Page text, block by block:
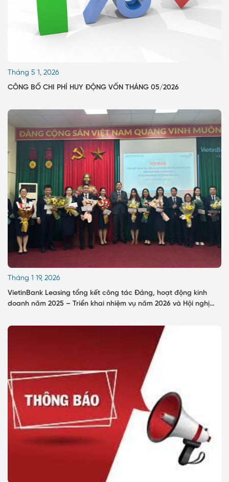
Tháng 5 1, 2026
CÔNG BỐ CHI PHÍ HUY ĐỘNG VỐN THÁNG 05/2026
Tháng 1 19, 2026
VietinBank Leasing tổng kết công tác Đảng, hoạt động kinh
doanh năm 2025 – Triển khai nhiệm vụ năm 2026 và Hội nghị